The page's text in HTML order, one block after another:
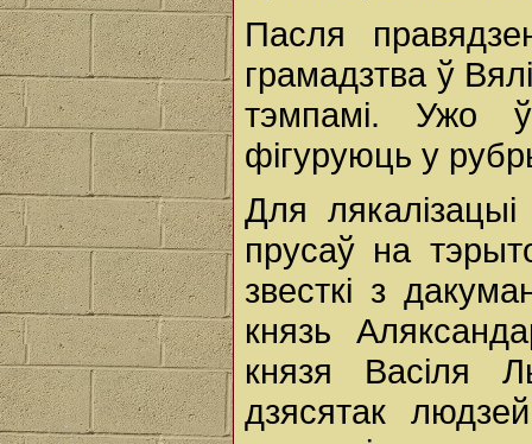
Пасля
грамадзтва ў
тэмпамі. Ужо ў
фігуруюць у
Для
прусаў на
звесткі з
князь
князя Васіля
дзясятак